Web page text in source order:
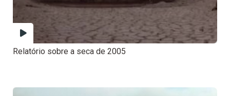
Relatório sobre a seca de 2005